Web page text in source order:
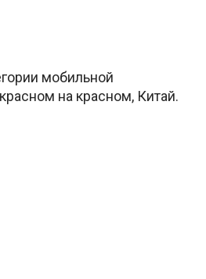
мобильной
на красном, Китай.